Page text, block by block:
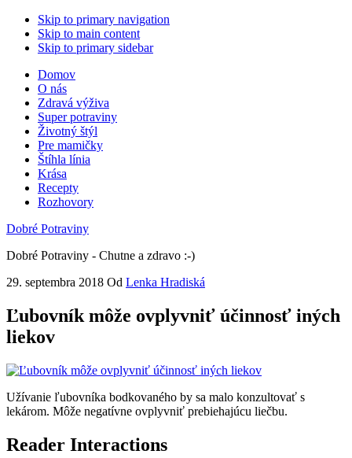
Skip to primary navigation
Skip to main content
Skip to primary sidebar
Domov
O nás
Zdravá výživa
Super potraviny
Životný štýl
Pre mamičky
Štíhla línia
Krása
Recepty
Rozhovory
Dobré Potraviny
Dobré Potraviny - Chutne a zdravo :-)
29. septembra 2018 Od Lenka Hradiská
Ľubovník môže ovplyvniť účinnosť iných
liekov
Užívanie ľubovníka bodkovaného by sa malo konzultovať s
lekárom. Môže negatívne ovplyvniť prebiehajúcu liečbu.
Reader Interactions